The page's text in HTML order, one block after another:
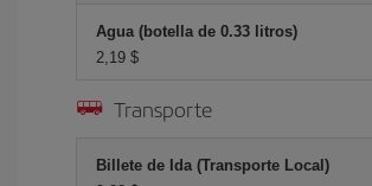
Agua (botella de 0.33 litros)
2,19 $
Transporte
Billete de Ida (Transporte Local)